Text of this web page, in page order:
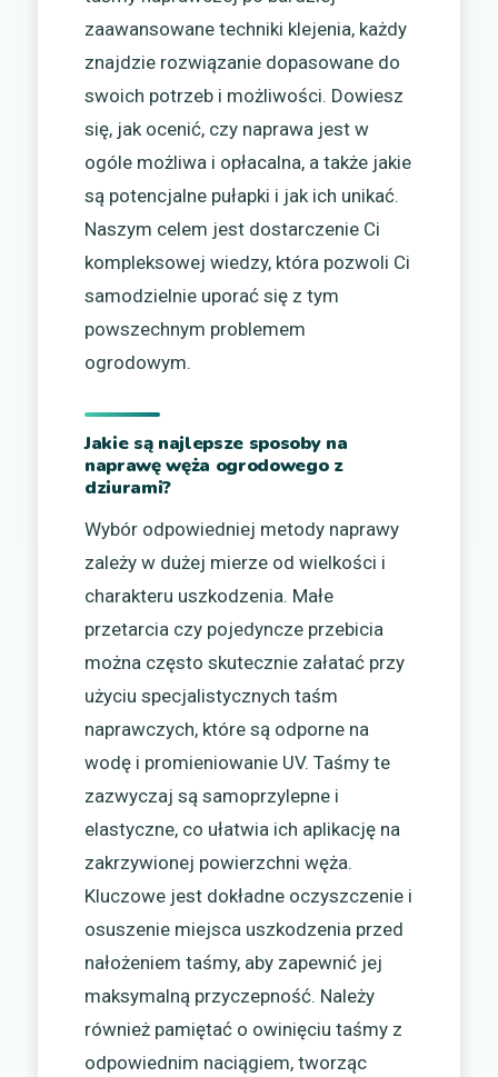
zaawansowane techniki klejenia, każdy
znajdzie rozwiązanie dopasowane do
swoich potrzeb i możliwości. Dowiesz
się, jak ocenić, czy naprawa jest w
ogóle możliwa i opłacalna, a także jakie
są potencjalne pułapki i jak ich unikać.
Naszym celem jest dostarczenie Ci
kompleksowej wiedzy, która pozwoli Ci
samodzielnie uporać się z tym
powszechnym problemem
ogrodowym.
Jakie są najlepsze sposoby na
naprawę węża ogrodowego z
dziurami?
Wybór odpowiedniej metody naprawy
zależy w dużej mierze od wielkości i
charakteru uszkodzenia. Małe
przetarcia czy pojedyncze przebicia
można często skutecznie załatać przy
użyciu specjalistycznych taśm
naprawczych, które są odporne na
wodę i promieniowanie UV. Taśmy te
zazwyczaj są samoprzylepne i
elastyczne, co ułatwia ich aplikację na
zakrzywionej powierzchni węża.
Kluczowe jest dokładne oczyszczenie i
osuszenie miejsca uszkodzenia przed
nałożeniem taśmy, aby zapewnić jej
maksymalną przyczepność. Należy
również pamiętać o owinięciu taśmy z
odpowiednim naciągiem, tworząc